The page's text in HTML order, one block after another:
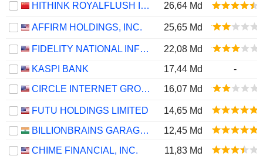
HITHINK ROYALFLUSH INFORMATION NETWORK CO., LTD. 26,64 Md
AFFIRM HOLDINGS, INC. 25,65 Md
FIDELITY NATIONAL INFORMATION SERVICES, INC.
22,08 Md
KASPI BANK
17,44 Md
-
CIRCLE INTERNET GROUP, INC.
16,07 Md
FUTU HOLDINGS LIMITED
14,65 Md
BILLIONBRAINS GARAGE VENTURES LIMITED
12,45 Md
CHIME FINANCIAL, INC.
11,83 Md